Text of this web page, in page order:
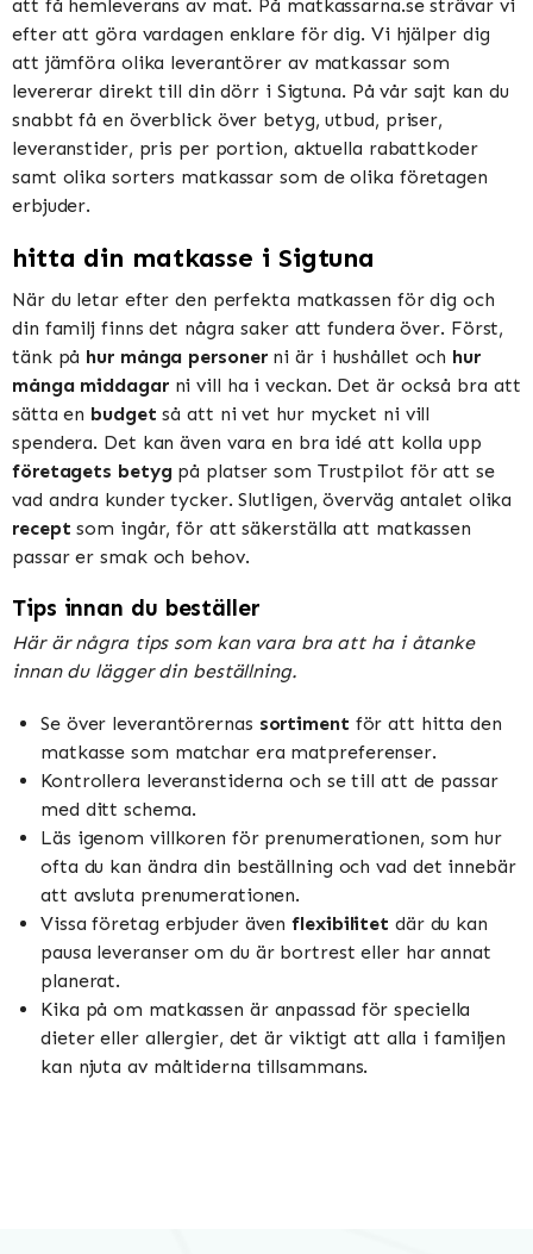
att få hemleverans av mat. På matkassarna.se strävar vi
efter att göra vardagen enklare för dig. Vi hjälper dig
att jämföra olika leverantörer av matkassar som
levererar direkt till din dörr i Sigtuna. På vår sajt kan du
snabbt få en överblick över betyg, utbud, priser,
leveranstider, pris per portion, aktuella rabattkoder
samt olika sorters matkassar som de olika företagen
erbjuder.
hitta din matkasse i Sigtuna
När du letar efter den perfekta matkassen för dig och
din familj finns det några saker att fundera över. Först,
tänk på hur många personerni är i hushållet och hur
många middagarni vill ha i veckan. Det är också bra att
sätta en budget så att ni vet hur mycket ni vill
spendera. Det kan även vara en bra idé att kolla upp
företagets betygpå platser som Trustpilot för att se
vad andra kunder tycker. Slutligen, överväg antalet olika
recept som ingår, för att säkerställa att matkassen
passar er smak och behov.
Tips innan du beställer
Här är några tips som kan vara bra att ha i åtanke
innan du lägger din beställning.
Se över leverantörernas sortiment för att hitta den
matkasse som matchar era matpreferenser.
Kontrollera leveranstiderna och se till att de passar
med ditt schema.
Läs igenom villkoren för prenumerationen, som hur
ofta du kan ändra din beställning och vad det innebär
att avsluta prenumerationen.
Vissa företag erbjuder ävenflexibilitet där du kan
pausa leveranser om du är bortrest eller har annat
planerat.
Kika på om matkassen är anpassad för speciella
dieter eller allergier, det är viktigt att alla i familjen
kan njuta av måltiderna tillsammans.